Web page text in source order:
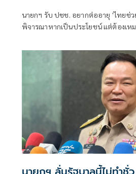
นายกฯ รับ ปชช. อยากต่ออายุ 'ไทยช่
พิจารณาหากเป็นประโยชน์ แต่ต้องเห
มันเย็น'